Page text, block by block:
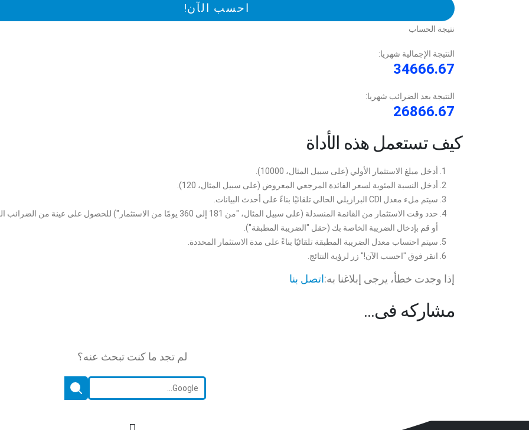
احسب الآن!
نتيجة الحساب
النتيجة الإجمالية شهريا:
34666.67
النتيجة بعد الضرائب شهريا:
26866.67
كيف تستعمل هذه الأداة
أدخل مبلغ الاستثمار الأولي (على سبيل المثال، 10000).
أدخل النسبة المئوية لسعر الفائدة المرجعي المعروض (على سبيل المثال، 120).
سيتم ملء معدل CDI البرازيلي الحالي تلقائيًا بناءً على أحدث البيانات.
حدد وقت الاستثمار من القائمة المنسدلة (على سبيل المثال، "من 181 إلى 360 يومًا من الاستثمار") للحصول على عينة من
أو قم بإدخال الضريبة الخاصة بك (حقل "الضريبة المطبقة").
سيتم احتساب معدل الضريبة المطبقة تلقائيًا بناءً على مدة الاستثمار المحددة.
انقر فوق "احسب الآن!" زر لرؤية النتائج.
إذا وجدت خطأ، يرجى إبلاغنا به:اتصل بنا
مشاركه فى…
لم تجد ما كنت تبحث عنه؟